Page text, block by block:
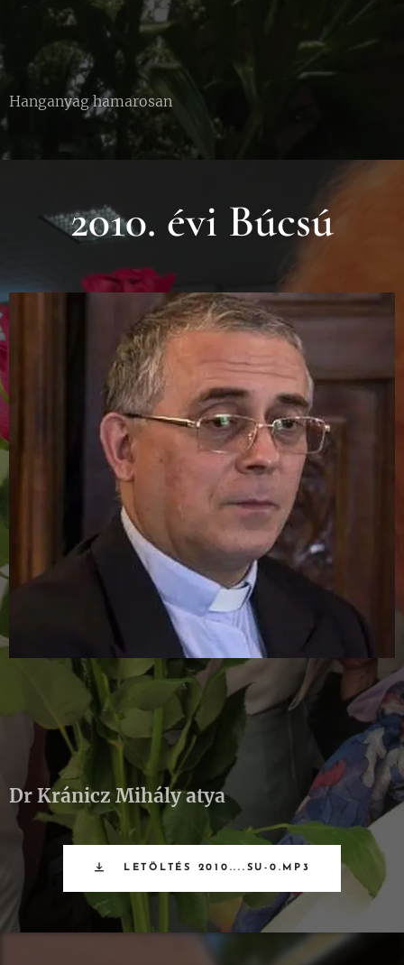
Hanganyag hamarosan
2010. évi Búcsú
Dr Kránicz Mihály atya
LETÖLTÉS 2010....SU-0.MP3